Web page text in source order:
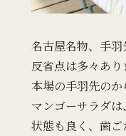
名古屋名物、手
反省点は多々あ
本場の手羽先の
マンゴーサラダ
状態も良く、歯